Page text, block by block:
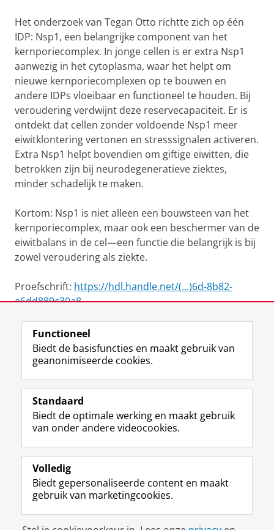
Het onderzoek van Tegan Otto richtte zich op één
IDP: Nsp1, een belangrijke component van het
kernporiecomplex. In jonge cellen is er extra Nsp1
aanwezig in het cytoplasma, waar het helpt om
nieuwe kernporiecomplexen op te bouwen en
andere IDPs vloeibaar en functioneel te houden. Bij
veroudering verdwijnt deze reservecapaciteit. Er is
ontdekt dat cellen zonder voldoende Nsp1 meer
eiwitklontering vertonen en stresssignalen activeren.
Extra Nsp1 helpt bovendien om giftige eiwitten, die
betrokken zijn bij neurodegeneratieve ziektes,
minder schadelijk te maken.
Kortom: Nsp1 is niet alleen een bouwsteen van het
kernporiecomplex, maar ook een beschermer van de
eiwitbalans in de cel—een functie die belangrijk is bij
zowel veroudering als ziekte.
Proefschrift: https://hdl.handle.net/(...)6d-8b82-
e6dd889c30a8
View this page in:English
Volg de RUG
F
a
e
b
o
p
a
i
L
i
k
e
I
-
p
g
R
S
-
f
e
R
k
I
n
t
r
m
c
Y
o
T
e
k
a
Studiekiezers
Alumni
Over ons
Disclaimer & Copyright
Functioneel
Biedt de basisfuncties en maakt gebruik van
geanonimiseerde cookies.
Standaard
Biedt de optimale werking en maakt gebruik
van onder andere videocookies.
Volledig
Biedt gepersonaliseerde content en maakt
gebruik van marketingcookies.